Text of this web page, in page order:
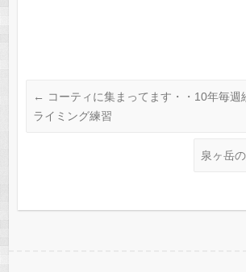
← コーティに集まってます・・10年毎週
ライミング練習
泉ヶ岳